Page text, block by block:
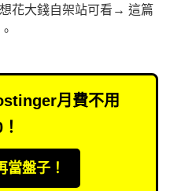
花大錢自架站可看→ 這篇
。
月費不用
當盤子！